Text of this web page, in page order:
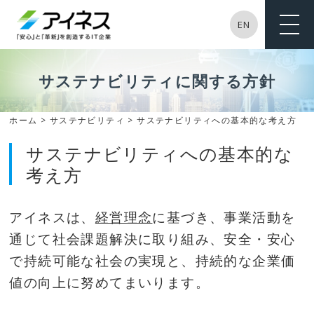
EN
ホーム > サステナビリティ > サステナビリティへの基本的な考え方
サステナビリティに関する方針
サステナビリティへの基本的な
考え方
アイネスは、 経営理念に基づき、事業活動を
通じて社会課題解決に取り組み、安全・安心
で持続可能な社会の実現と、持続的な企業価
値の向上に努めてまいります。